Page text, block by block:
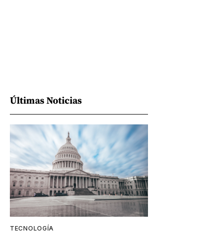
Últimas Noticias
TECNOLOGÍA